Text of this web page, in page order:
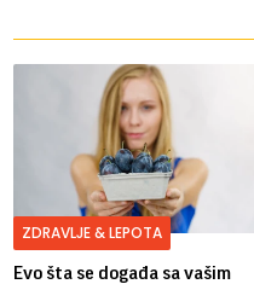
ZDRAVLJE & LEPOTA
Evo šta se događa sa vašim